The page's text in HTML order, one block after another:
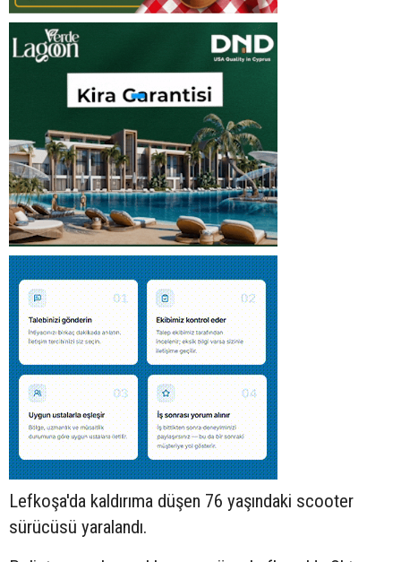
Lefkoşa'da kaldırıma düşen 76 yaşındaki scooter
sürücüsü yaralandı.